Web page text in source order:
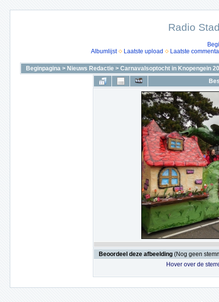
Radio
Albumlijst
Laatste upload Laatste
Beginpagina > Nieuws Redactie > Carnavalsoptocht in Knopengein
Beoordeel deze afbeelding (Nog geen
Hover over de